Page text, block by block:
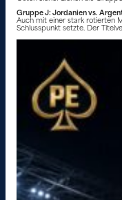
Gruppe J: Jordanien vs.
Auch mit einer stark rotierten
Schlusspunkt setzte. Der